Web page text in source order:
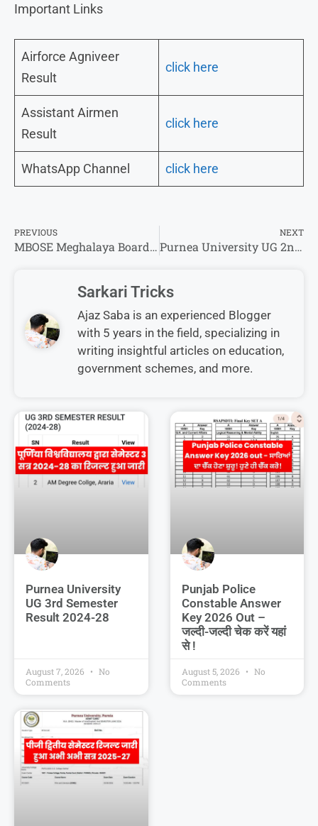
Important Links
Airforce Agniveer
Result
click here
Assistant Airmen
Result
click here
WhatsApp Channel click here
PREVIOUS
MBOSE Meghalaya Board Time Table 2026 : SSLC/HSSLC का परीक्षा तिथि हुआ जारी
NEXT
Purnea University UG 2nd Semester & 4th Semester Result 2025 – रिजल्ट तारीख हुआ था यहां से देखिए रिजल्ट डेट
Sarkari Tricks
Ajaz Saba is an experienced Blogger
with 5 years in the field, specializing in
writing insightful articles on education,
government schemes, and more.
Purnea University
UG 3rd Semester
Result 2024-28
August 7, 2026
No
Comments
Punjab Police
Constable Answer
Key 2026 Out –
जल्दी-जल्दी चेक करें यहां
से !
August 5, 2026
No
Comments